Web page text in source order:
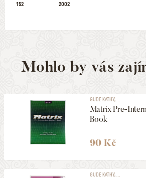
152
2002
Mohlo by vás
GUDE KATHY, ...
Matrix Pre-
Book
90 Kč
GUDE KATHY, ...